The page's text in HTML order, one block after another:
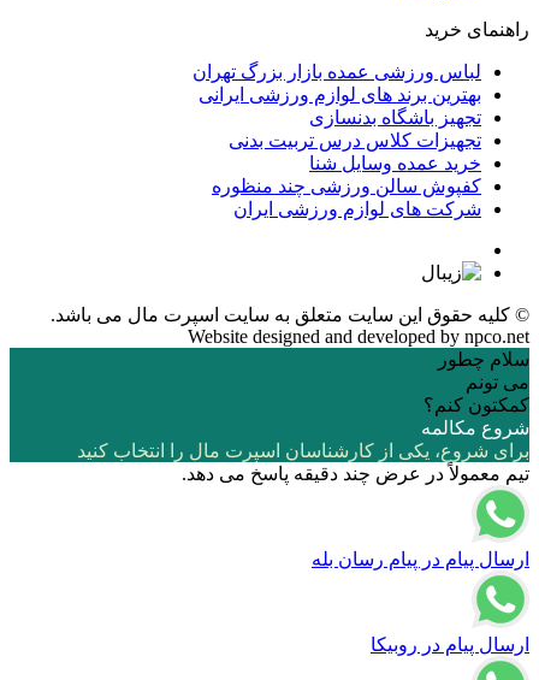
راهنمای خرید
لباس ورزشی عمده بازار بزرگ تهران
بهترین برند های لوازم ورزشی ایرانی
تجهیز باشگاه بدنسازی
تجهیزات کلاس درس تربیت بدنی
خرید عمده وسایل شنا
کفپوش سالن ورزشی چند منظوره
شرکت های لوازم ورزشی ایران
© کلیه حقوق این سایت متعلق به سایت اسپرت مال می باشد.
Website designed and developed by npco.net
سلام چطور
می تونم
کمکتون کنم؟
شروع مکالمه
برای شروع، یکی از کارشناسان اسپرت مال را انتخاب کنید
تیم معمولاً در عرض چند دقیقه پاسخ می دهد.
ارسال پیام در پیام رسان بله
ارسال پیام در روبیکا